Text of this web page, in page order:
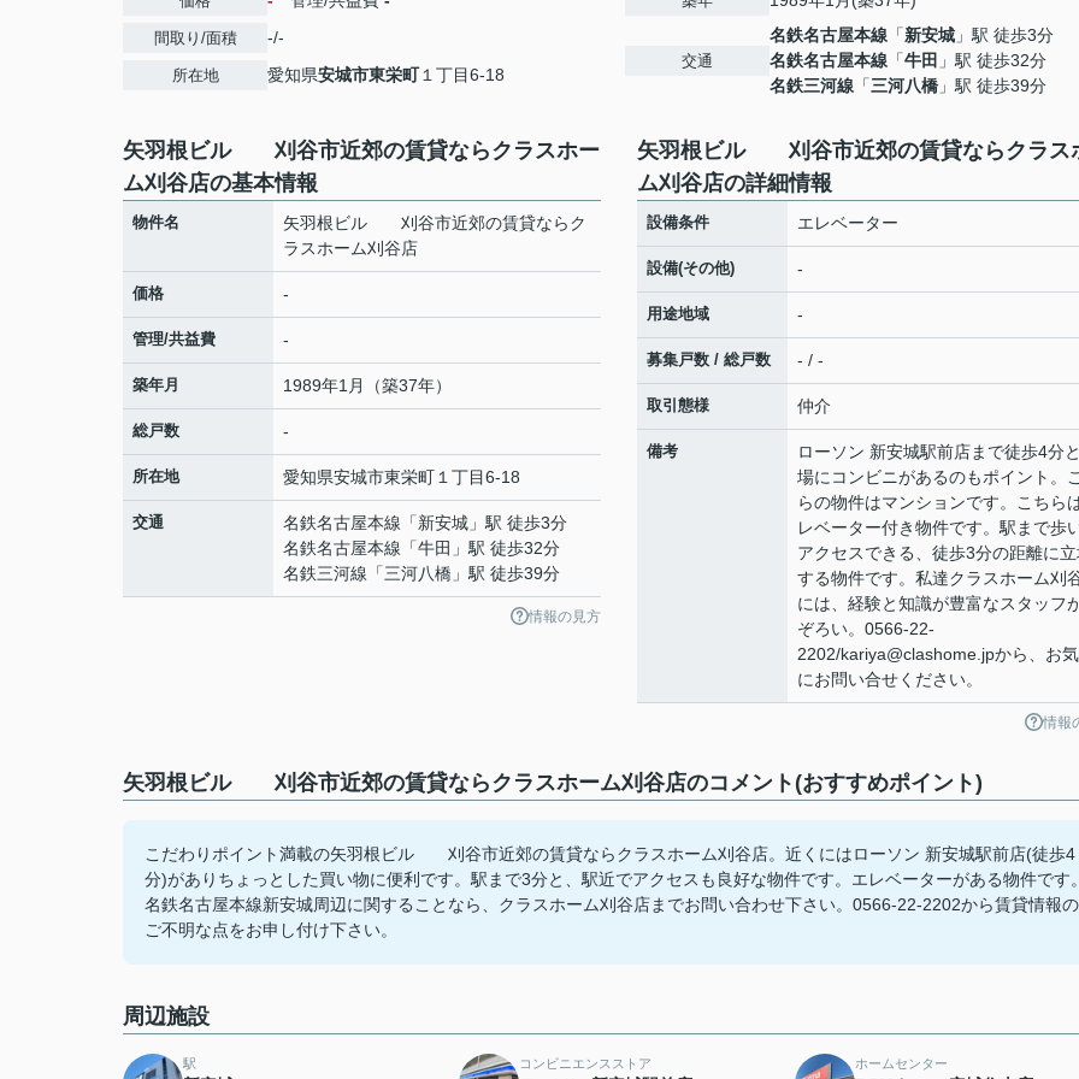
間取り/面積 -/-
所在地 愛知県安城市東栄町１丁目6-18
交通
名鉄名古屋本線 「新安城 」駅 徒歩3分
名鉄名古屋本線 「牛田 」駅 徒歩32分
名鉄三河線 「三河八橋 」駅 徒歩39分
矢羽根ビル 刈谷市近郊の賃貸ならクラスホー
ム刈谷店の基本情報
物件名
矢羽根ビル 刈谷市近郊の賃貸ならク
ラスホーム刈谷店
価格 -
管理/共益費 -
築年月 1989年1月（築37年）
総戸数 -
所在地 愛知県安城市東栄町 １丁目6-18
交通 名鉄名古屋本線 「新安城 」駅 徒歩3分
名鉄名古屋本線 「牛田 」駅 徒歩32分
名鉄三河線 「三河八橋 」駅 徒歩39分
情報の見方
矢羽根ビル 刈谷市近郊の賃貸ならクラス
ム刈谷店の詳細情報
設備条件 エレベーター
設備(その他) -
用途地域 -
募集戸数 / 総戸数 - / -
取引態様 仲介
備考
ローソン 新安城駅前店まで徒歩4分
場にコンビニがあるのもポイント。
らの物件はマンションです。こちら
レベーター付き物件です。駅まで歩
アクセスできる、徒歩3分の距離に
する物件です。私達クラスホーム刈
には、経験と知識が豊富なスタッフ
ぞろい。0566-22-
2202/kariya@clashome.jpから、お
にお問い合せください。
情報
矢羽根ビル 刈谷市近郊の賃貸ならクラスホーム刈谷店のコメント(おすすめポイント)
こだわりポイント満載の矢羽根ビル 刈谷市近郊の賃貸ならクラスホーム刈谷店。近くにはローソン 新安城駅前店(徒歩4
分)がありちょっとした買い物に便利です。駅まで3分と、駅近でアクセスも良好な物件です。エレベーターがある物件です。
名鉄名古屋本線新安城周辺に関することなら、クラスホーム刈谷店までお問い合わせ下さい。0566-22-2202から賃貸情報の
ご不明な点をお申し付け下さい。
周辺施設
駅 コンビニエンスストア ホームセンター